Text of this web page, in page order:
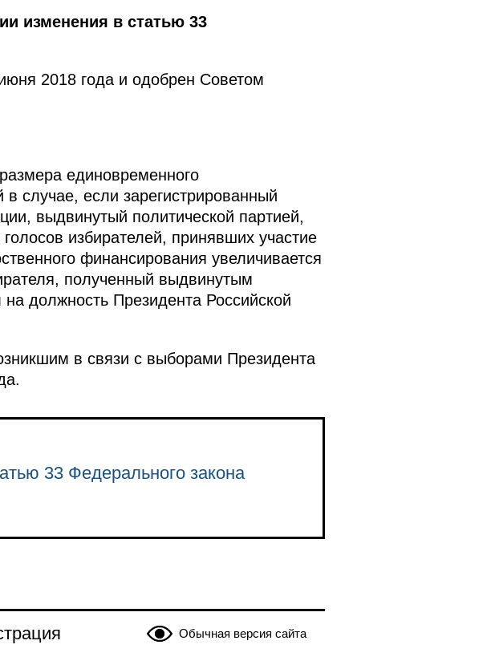
изменения в статью 33
2018 года и одобрен Советом
единовременного
в случае, если зарегистрированный
выдвинутый политической партией,
избирателей, принявших участие
финансирования увеличивается
полученный выдвинутым
должность Президента Российской
в связи с выборами Президента
33 Федерального закона
Обычная версия сайта